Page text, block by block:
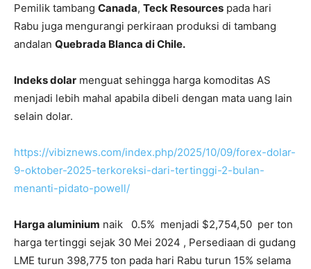
Pemilik tambang Canada, Teck Resources pada hari
Rabu juga mengurangi perkiraan produksi di tambang
andalan Quebrada Blanca di Chile.
Indeks dolar menguat sehingga harga komoditas AS
menjadi lebih mahal apabila dibeli dengan mata uang lain
selain dolar.
https://vibiznews.com/index.php/2025/10/09/forex-dolar-
9-oktober-2025-terkoreksi-dari-tertinggi-2-bulan-
menanti-pidato-powell/
Harga aluminium naik 0.5% menjadi $2,754,50 per ton
harga tertinggi sejak 30 Mei 2024 , Persediaan di gudang
LME turun 398,775 ton pada hari Rabu turun 15% selama